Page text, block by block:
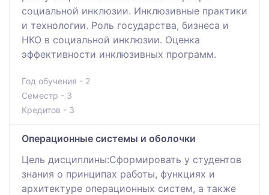
социальной инклюзии. Инклюзивные практики
и технологии. Роль государства, бизнеса и
НКО в социальной инклюзии. Оценка
эффективности инклюзивных программ.
Год обучения - 2
Семестр - 3
Кредитов - 3
Операционные системы и оболочки
Цель дисциплины:Сформировать у студентов
знания о принципах работы, функциях и
архитектуре операционных систем, а также